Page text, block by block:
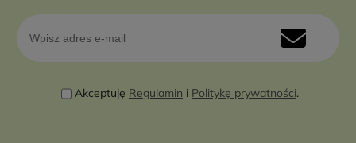
Akceptuję Regulamin i Politykę prywatności.